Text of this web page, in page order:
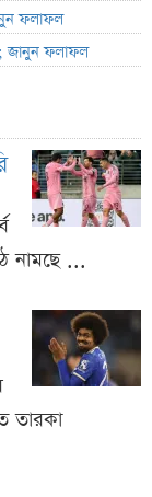
ফলাফল
জানুন ফলাফল
নামছে ...
তারকা